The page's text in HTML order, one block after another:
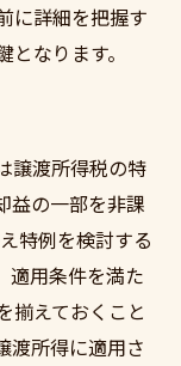
に詳細を把握す
なります。
譲渡所得税の特
益の一部を非課
特例を検討する
適用条件を満た
揃えておくこと
渡所得に適用さ